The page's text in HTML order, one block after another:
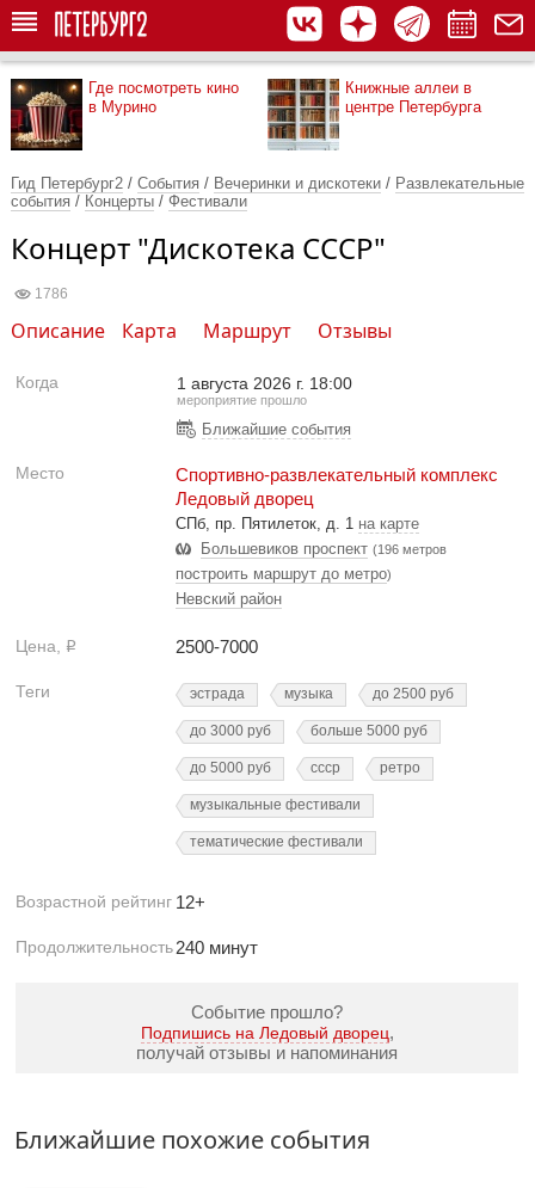
Где посмотреть кино
в Мурино
Книжные аллеи в
центре Петербурга
Гид Петербург2 / События / Вечеринки и дискотеки / Развлекательные
события / Концерты / Фестивали
Концерт "Дискотека СССР"
1786
Описание Карта Маршрут Отзывы
Когда 1 августа 2026 г. 18:00
мероприятие прошло
Ближайшие события
Место
Спортивно-развлекательный комплекс
Ледовый дворец
СПб, пр. Пятилеток, д. 1 на карте
Большевиков проспект (196 метров
построить маршрут до метро)
Невский район
Цена, Р 2500-7000
Теги эстрада музыка до 2500 руб
до 3000 руб больше 5000 руб
до 5000 руб ссср ретро
музыкальные фестивали
тематические фестивали
Возрастной рейтинг 12+
Продолжительность240 минут
Событие прошло?
Подпишись на Ледовый дворец,
получай отзывы и напоминания
Ближайшие похожие события